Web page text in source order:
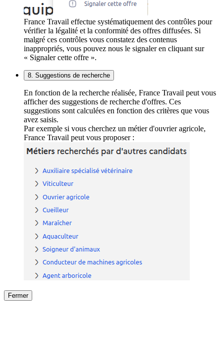
France Travail effectue systématiquement des contrôles pour
vérifier la légalité et la conformité des offres diffusées. Si
malgré ces contrôles vous constatez des contenus
inappropriés, vous pouvez nous le signaler en cliquant sur
« Signaler cette offre ».
8. Suggestions de recherche
En fonction de la recherche réalisée, France Travail peut vous
afficher des suggestions de recherche d'offres. Ces
suggestions sont calculées en fonction des critères que vous
avez saisis.
Par exemple si vous cherchez un métier d'ouvrier agricole,
France Travail peut vous proposer :
Fermer